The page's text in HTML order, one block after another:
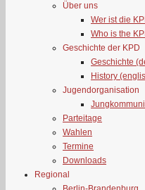
Über uns
Wer ist die
Who is the
Geschichte der KPD
Geschichte
History
Jugendorganisation
Parteitage
Wahlen
Termine
Downloads
Regional